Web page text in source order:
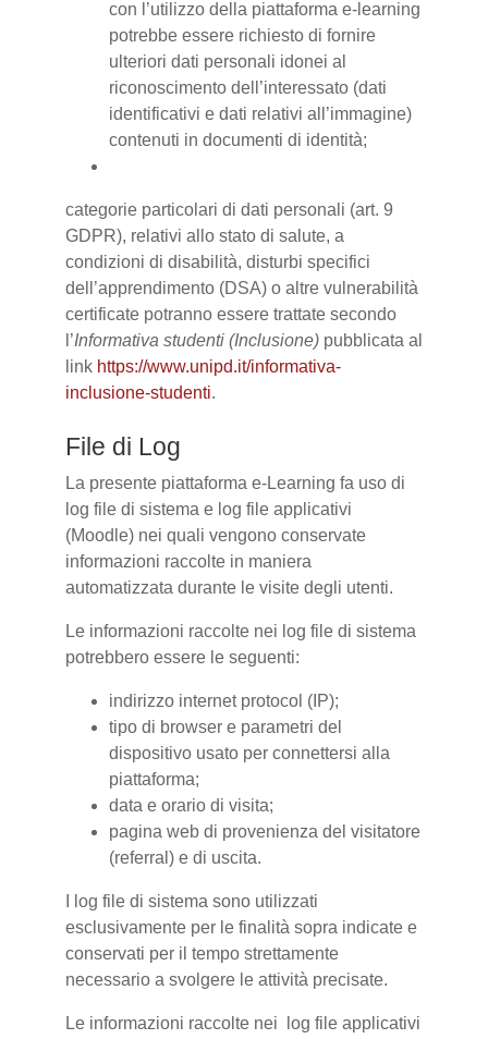
con l’utilizzo della piattaforma e-learning
potrebbe essere richiesto di fornire
ulteriori dati personali idonei al
riconoscimento dell’interessato (dati
identificativi e dati relativi all’immagine)
contenuti in documenti di identità;
categorie particolari di dati personali (art. 9
GDPR), relativi allo stato di salute, a
condizioni di disabilità, disturbi specifici
dell’apprendimento (DSA) o altre vulnerabilità
certificate potranno essere trattate secondo
l’Informativa studenti (Inclusione) pubblicata al
link https://www.unipd.it/informativa-
inclusione-studenti.
File di Log
La presente piattaforma e-Learning fa uso di
log file di sistema e log file applicativi
(Moodle) nei quali vengono conservate
informazioni raccolte in maniera
automatizzata durante le visite degli utenti.
Le informazioni raccolte nei log file di sistema
potrebbero essere le seguenti:
indirizzo internet protocol (IP);
tipo di browser e parametri del
dispositivo usato per connettersi alla
piattaforma;
data e orario di visita;
pagina web di provenienza del visitatore
(referral) e di uscita.
I log file di sistema sono utilizzati
esclusivamente per le finalità sopra indicate e
conservati per il tempo strettamente
necessario a svolgere le attività precisate.
Le informazioni raccolte nei log file applicativi